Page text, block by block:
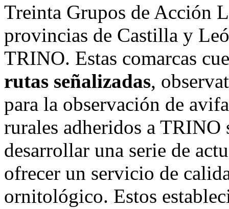
Treinta Grupos de Acción
provincias de Castilla y
TRINO. Estas comarcas
rutas señalizadas,
para la observación de
rurales adheridos a TRINO
desarrollar una serie de
ofrecer un servicio de
ornitológico. Estos